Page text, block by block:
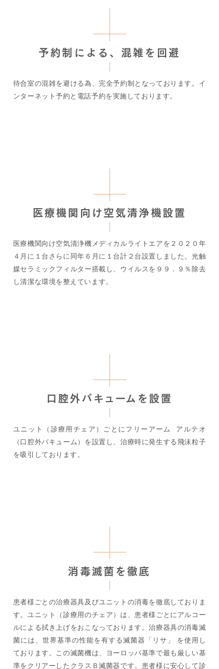
予約制による、混雑を回避
待合室の混雑を避ける為、完全予約制となっております。イ
ンターネット予約と電話予約を実施しております。
医療機関向け空気清浄機設置
医療機関向け空気清浄機メディカルライトエアを２０２０年
４月に１台さらに同年６月に１台計２台設置しました。光触
媒セラミックフィルター搭載し、ウイルスを９９．９％除去
し清潔な環境を整えています。
口腔外バキュームを設置
ユニット（診療用チェア）ごとにフリーアーム アルテオ
（口腔外バキューム）を設置し、治療時に発生する飛沫粒子
を吸引しております。
消毒滅菌を徹底
患者様ごとの治療器具及びユニットの消毒を徹底しておりま
す。ユニット（診療用のチェア）は、患者様ごとにアルコー
ルによる拭き上げをおこなっております。治療器具の消毒滅
菌には、世界基準の性能を有する滅菌器「リサ」 を使用し
ております。この滅菌機は、ヨーロッパ基準で最も厳しい基
準をクリアーしたクラスＢ滅菌器です。患者様に安心して診